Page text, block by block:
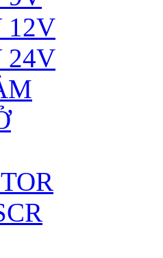
12V
24V